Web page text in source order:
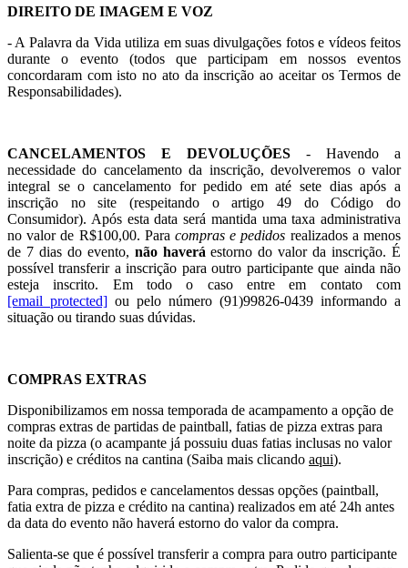
DIREITO DE IMAGEM E VOZ
- A Palavra da Vida utiliza em suas divulgações fotos e vídeos feitos
durante o evento (todos que participam em nossos eventos
concordaram com isto no ato da inscrição ao aceitar os Termos de
Responsabilidades).
CANCELAMENTOS E DEVOLUÇÕES - Havendo a
necessidade do cancelamento da inscrição, devolveremos o valor
integral se o cancelamento for pedido em até sete dias após a
inscrição no site (respeitando o artigo 49 do Código do
Consumidor). Após esta data será mantida uma taxa administrativa
no valor de R$100,00. Para compras e pedidos realizados a menos
de 7 dias do evento, não haverá estorno do valor da inscrição. É
possível transferir a inscrição para outro participante que ainda não
esteja inscrito. Em todo o caso entre em contato com
[email protected] ou pelo número (91)99826-0439 informando a
situação ou tirando suas dúvidas.
COMPRAS EXTRAS
Disponibilizamos em nossa temporada de acampamento a opção de
compras extras de partidas de paintball, fatias de pizza extras para
noite da pizza (o acampante já possuiu duas fatias inclusas no valor
inscrição) e créditos na cantina (Saiba mais clicando aqui).
Para compras, pedidos e cancelamentos dessas opções (paintball,
fatia extra de pizza e crédito na cantina) realizados em até 24h antes
da data do evento não haverá estorno do valor da compra.
Salienta-se que é possível transferir a compra para outro participante